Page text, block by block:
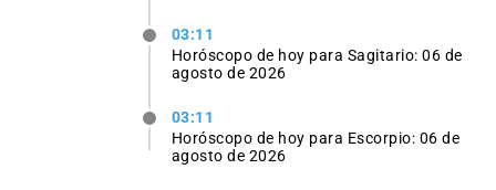
03:11
Horóscopo de hoy para Sagitario: 06 de
agosto de 2026
03:11
Horóscopo de hoy para Escorpio: 06 de
agosto de 2026